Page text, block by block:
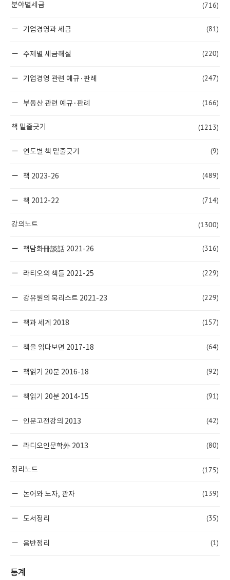
분야별세금 (716)
기업경영과 세금 (81)
주제별 세금해설 (220)
기업경영 관련 예규·판례 (247)
부동산 관련 예규·판례 (166)
책 밑줄긋기 (1213)
연도별 책 밑줄긋기 (9)
책 2023-26 (489)
책 2012-22 (714)
강의노트 (1300)
책담화冊談話 2021-26 (316)
라티오의 책들 2021-25 (229)
강유원의 북리스트 2021-23 (229)
책과 세계 2018 (157)
책을 읽다보면 2017-18 (64)
책읽기 20분 2016-18 (92)
책읽기 20분 2014-15 (91)
인문고전강의 2013 (42)
라디오인문학外 2013 (80)
정리노트 (175)
논어와 노자, 관자 (139)
도서정리 (35)
음반정리 (1)
통계